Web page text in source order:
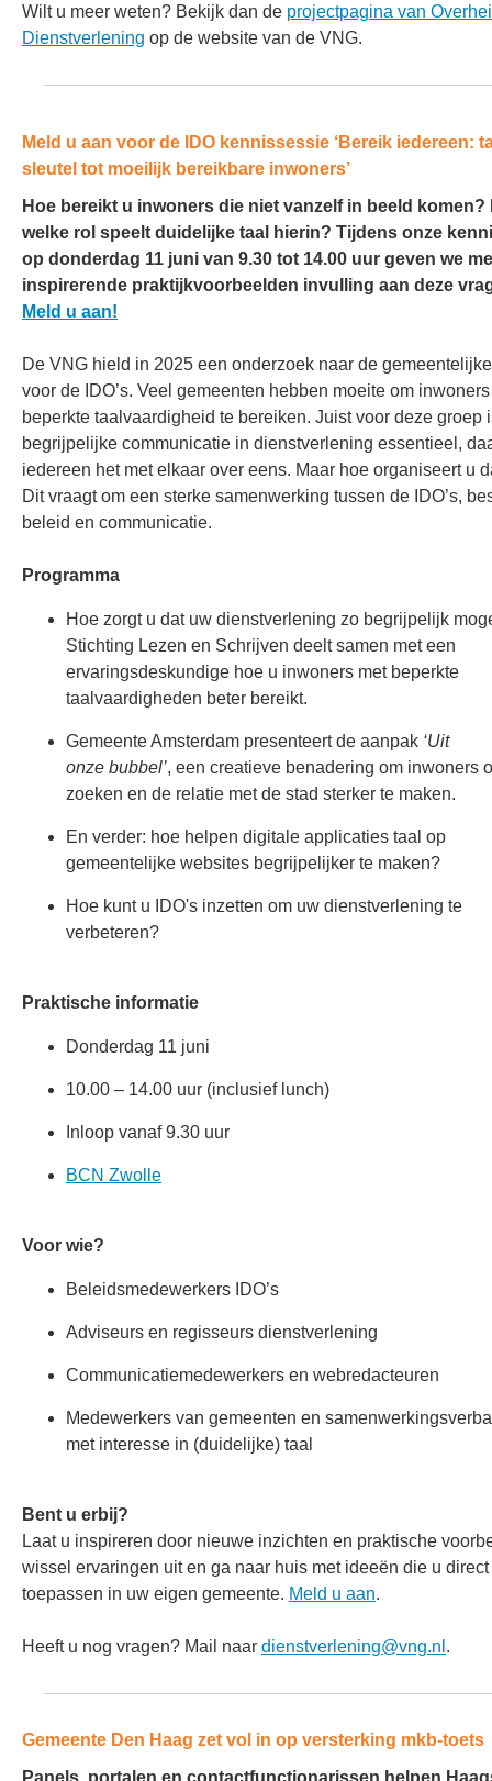
Wilt u meer weten? Bekijk dan de projectpagina van
Dienstverlening op de website van de VNG.
Meld u aan voor de IDO kennissessie ‘Bereik iedereen:
sleutel tot moeilijk bereikbare inwoners’
Hoe bereikt u inwoners die niet vanzelf in beeld komen?
welke rol speelt duidelijke taal hierin? Tijdens onze
op donderdag 11 juni van 9.30 tot 14.00 uur geven we
inspirerende praktijkvoorbeelden invulling aan deze
Meld u aan!
De VNG hield in 2025 een onderzoek naar de
voor de IDO’s. Veel gemeenten hebben moeite om
beperkte taalvaardigheid te bereiken. Juist voor deze groep
begrijpelijke communicatie in dienstverlening essentieel,
iedereen het met elkaar over eens. Maar hoe organiseert u
Dit vraagt om een sterke samenwerking tussen de IDO’s,
beleid en communicatie.
Programma
Hoe zorgt u dat uw dienstverlening zo begrijpelijk
Stichting Lezen en Schrijven deelt samen met een
ervaringsdeskundige hoe u inwoners met beperkte
taalvaardigheden beter bereikt.
Gemeente Amsterdam presenteert de aanpak ‘Uit
onze bubbel’, een creatieve benadering om inwoners
zoeken en de relatie met de stad sterker te maken.
En verder: hoe helpen digitale applicaties taal op
gemeentelijke websites begrijpelijker te maken?
Hoe kunt u IDO's inzetten om uw dienstverlening te
verbeteren?
Praktische informatie
Donderdag 11 juni
10.00 – 14.00 uur (inclusief lunch)
Inloop vanaf 9.30 uur
BCN Zwolle
Voor wie?
Beleidsmedewerkers IDO’s
Adviseurs en regisseurs dienstverlening
Communicatiemedewerkers en webredacteuren
Medewerkers van gemeenten en
met interesse in (duidelijke) taal
Bent u erbij?
Laat u inspireren door nieuwe inzichten en praktische
wissel ervaringen uit en ga naar huis met ideeën die u direct
toepassen in uw eigen gemeente. Meld u aan.
Heeft u nog vragen? Mail naar dienstverlening@vng.nl .
Gemeente Den Haag zet vol in op versterking mkb‑toets
Panels, portalen en contactfunctionarissen helpen